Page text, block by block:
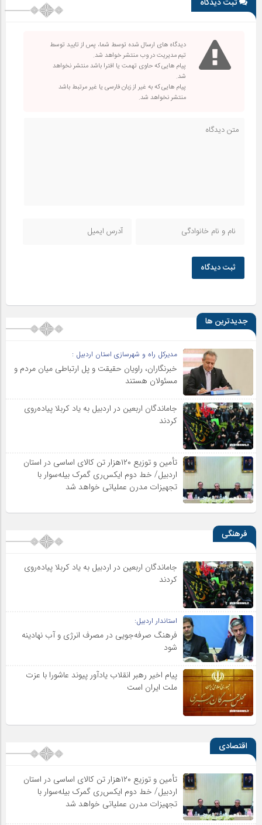
ثبت دیدگاه
دیدگاه های ارسال شده توسط شما، پس از تایید توسط
تیم مدیریت در وب منتشر خواهد شد.
پیام هایی که حاوی تهمت یا افترا باشد منتشر نخواهد
شد.
پیام هایی که به غیر از زبان فارسی یا غیر مرتبط باشد
منتشر نخواهد شد.
ثبت دیدگاه
جدیدترین ها
مدیرکل راه و شهرسازی استان اردبیل :
خبرنگاران، راویان حقیقت و پل ارتباطی میان مردم و
مسئولان هستند
جاماندگان اربعین در اردبیل به یاد کربلا پیاده‌روی
کردند
تأمین و توزیع ۱۲۰هزار تن کالای اساسی در استان
اردبیل/ خط دوم ایکس‌ری گمرک بیله‌سوار با
تجهیزات مدرن عملیاتی خواهد شد
فرهنگی
جاماندگان اربعین در اردبیل به یاد کربلا پیاده‌روی
کردند
استاندار اردبیل:
فرهنگ صرفه‌جویی در مصرف انرژی و آب نهادینه
شود
پیام اخیر رهبر انقلاب یادآور پیوند عاشورا با عزت
ملت ایران است
اقتصادی
تأمین و توزیع ۱۲۰هزار تن کالای اساسی در استان
اردبیل/ خط دوم ایکس‌ری گمرک بیله‌سوار با
تجهیزات مدرن عملیاتی خواهد شد